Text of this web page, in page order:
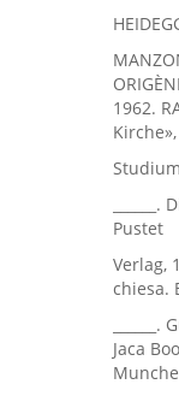
1962.
Kirche»,
Pustet
Verlag,
chiesa.
Jaca